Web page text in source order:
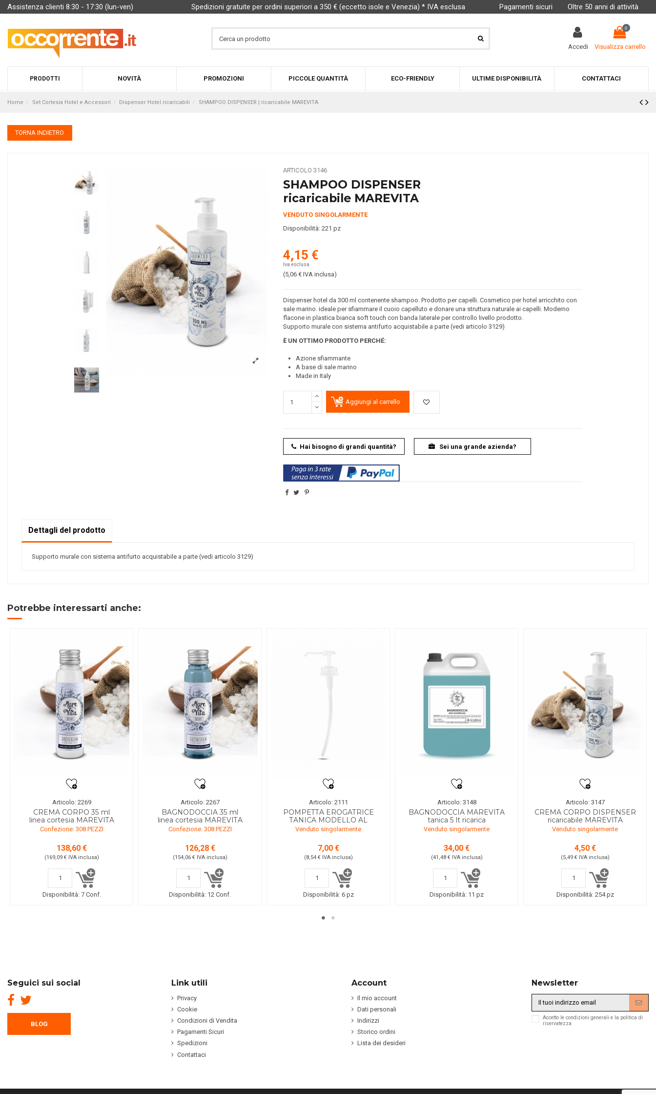
Assistenza clienti 8:30 - 17:30 (lun-ven) Spedizioni gratuite per ordini superiori a 350 € (eccetto isole e Venezia) * IVA esclusa Pagamenti sicuri Oltre 50 anni di attività
Accedi
0
Visualizza carrello
PRODOTTI NOVITÀ PROMOZIONI PICCOLE QUANTITÀ ECO-FRIENDLY ULTIME DISPONIBILITÀ CONTATTACI
Home Set Cortesia Hotel e Accessori Dispenser Hotel ricaricabili SHAMPOO DISPENSER | ricaricabile MAREVITA
TORNA INDIETRO
ARTICOLO 3146
SHAMPOO DISPENSER
ricaricabile MAREVITA
VENDUTO SINGOLARMENTE
Disponibilità: 221 pz
4,15 €
Iva esclusa
(5,06 € IVA inclusa)
Dispenser hotel da 300 ml contenente shampoo. Prodotto per capelli. Cosmetico per hotel arricchito con
sale marino. ideale per sfiammare il cuoio capelluto e donare una struttura naturale ai capelli. Moderno
flacone in plastica bianca soft touch con banda laterale per controllo livello prodotto.
Supporto murale con sistema antifurto acquistabile a parte (vedi articolo 3129)
È UN OTTIMO PRODOTTO PERCHÉ:
Azione sfiammante
A base di sale marino
Made in Italy
Aggiungi al carrello
Hai bisogno di grandi quantità? Sei una grande azienda?
Dettagli del prodotto
Supporto murale con sistema antifurto acquistabile a parte (vedi articolo 3129)
Potrebbe interessarti anche:
Articolo: 2269
CREMA CORPO 35 ml
linea cortesia MAREVITA
Confezione: 308 PEZZI
138,60 €
(169,09 € IVA inclusa)
Disponibilità: 7 Conf.
Articolo: 2267
BAGNODOCCIA 35 ml
linea cortesia MAREVITA
Confezione: 308 PEZZI
126,28 €
(154,06 € IVA inclusa)
Disponibilità: 12 Conf.
Articolo: 2111
POMPETTA EROGATRICE
TANICA MODELLO AL
Venduto singolarmente
7,00 €
(8,54 € IVA inclusa)
Disponibilità: 6 pz
Articolo: 3148
BAGNODOCCIA MAREVITA
tanica 5 lt ricarica
Venduto singolarmente
34,00 €
(41,48 € IVA inclusa)
Disponibilità: 11 pz
Articolo: 3147
CREMA CORPO DISPENSER
ricaricabile MAREVITA
Venduto singolarmente
4,50 €
(5,49 € IVA inclusa)
Disponibilità: 254 pz
Seguici sui social
BLOG
Link utili
Privacy
Cookie
Condizioni di Vendita
Pagamenti Sicuri
Spedizioni
Contattaci
Account
Il mio account
Dati personali
Indirizzi
Storico ordini
Lista dei desideri
Newsletter
Accetto le condizioni generali e la politica di
riservatezza